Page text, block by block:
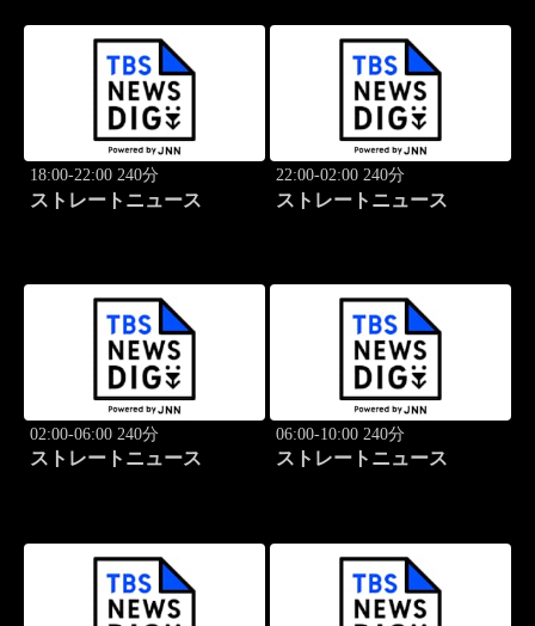
18:00-22:00 240分
ストレートニュース
22:00-02:00 240分
ストレートニュース
02:00-06:00 240分
ストレートニュース
06:00-10:00 240分
ストレートニュース